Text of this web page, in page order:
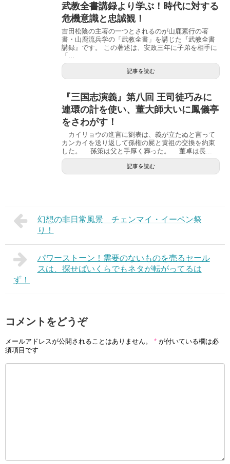
武教全書講録より学ぶ！時代に対する
危機意識と忠誠観！
吉田松陰の主著の一つとされるのが山鹿素行の著
書・山鹿流兵学の「武教全書」を講じた『武教全書
講録』です。 この著述は、安政三年に子弟を相手に
「...
記事を読む
『三国志演義』第八回 王司徒巧みに
連環の計を使い、董大師大いに鳳儀亭
をさわがす！
カイリョウの進言に劉表は、義が立たぬと言って
カンカイを送り返して孫権の屍と黄祖の交換を約束
した。 孫策は父と手厚く葬った。 董卓は長...
記事を読む
幻想の非日常風景 チェンマイ・イーペン祭
り！
パワーストーン！需要のないものを売るセール
スは、探せばいくらでもネタが転がってるは
ず！
コメントをどうぞ
メールアドレスが公開されることはありません。 * が付いている欄は必
須項目です